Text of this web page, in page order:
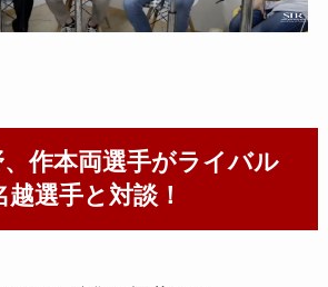
作本両選手がライバル
選手と対談！